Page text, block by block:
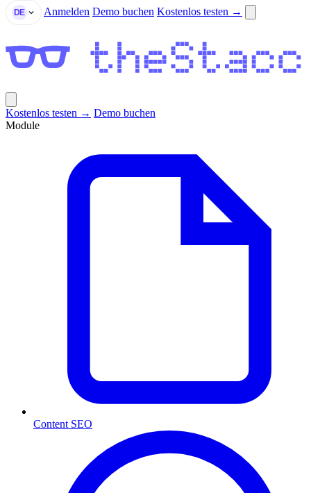
DE Anmelden Demo buchen Kostenlos testen →
Kostenlos testen → Demo buchen
Module
Content SEO